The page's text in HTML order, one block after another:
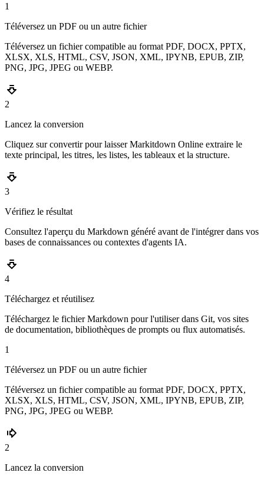
1
Téléversez un PDF ou un autre fichier
Téléversez un fichier compatible au format PDF, DOCX, PPTX,
XLSX, XLS, HTML, CSV, JSON, XML, IPYNB, EPUB, ZIP,
PNG, JPG, JPEG ou WEBP.
2
Lancez la conversion
Cliquez sur convertir pour laisser Markitdown Online extraire le
texte principal, les titres, les listes, les tableaux et la structure.
3
Vérifiez le résultat
Consultez l'aperçu du Markdown généré avant de l'intégrer dans vos
bases de connaissances ou contextes d'agents IA.
4
Téléchargez et réutilisez
Téléchargez le fichier Markdown pour l'utiliser dans Git, vos sites
de documentation, bibliothèques de prompts ou flux automatisés.
1
Téléversez un PDF ou un autre fichier
Téléversez un fichier compatible au format PDF, DOCX, PPTX,
XLSX, XLS, HTML, CSV, JSON, XML, IPYNB, EPUB, ZIP,
PNG, JPG, JPEG ou WEBP.
2
Lancez la conversion